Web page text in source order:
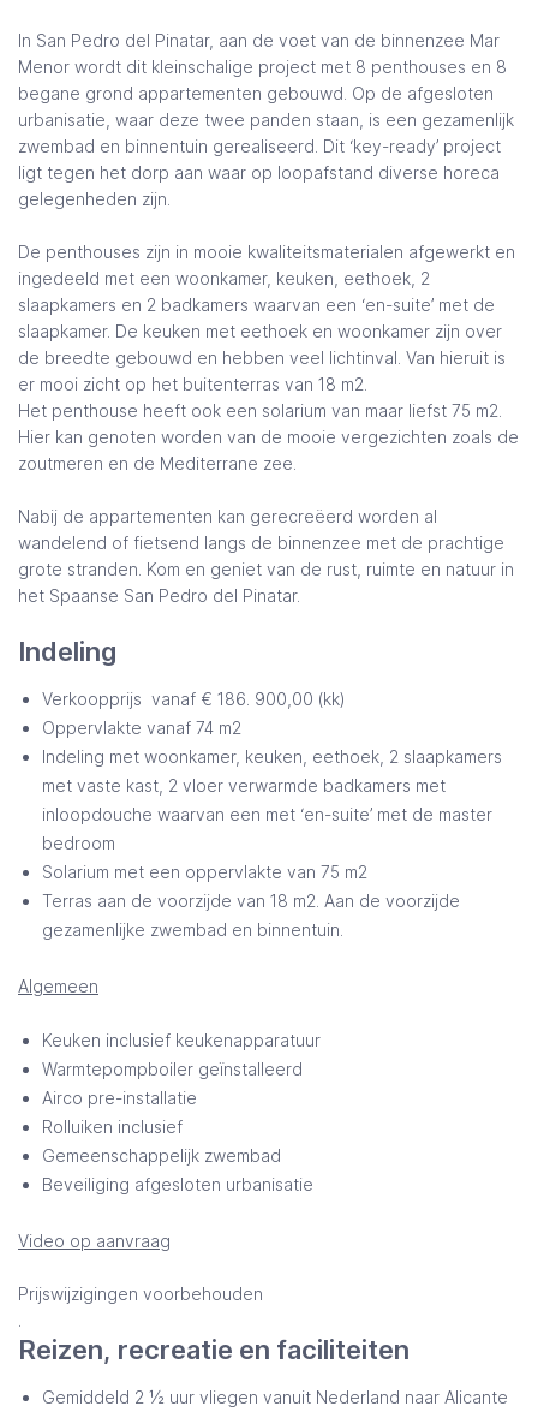
In San Pedro del Pinatar, aan de voet van de binnenzee Mar
Menor wordt dit kleinschalige project met 8 penthouses en 8
begane grond appartementen gebouwd. Op de afgesloten
urbanisatie, waar deze twee panden staan, is een gezamenlijk
zwembad en binnentuin gerealiseerd. Dit ‘key-ready’ project
ligt tegen het dorp aan waar op loopafstand diverse horeca
gelegenheden zijn.
De penthouses zijn in mooie kwaliteitsmaterialen afgewerkt en
ingedeeld met een woonkamer, keuken, eethoek, 2
slaapkamers en 2 badkamers waarvan een ‘en-suite’ met de
slaapkamer. De keuken met eethoek en woonkamer zijn over
de breedte gebouwd en hebben veel lichtinval. Van hieruit is
er mooi zicht op het buitenterras van 18 m2.
Het penthouse heeft ook een solarium van maar liefst 75 m2.
Hier kan genoten worden van de mooie vergezichten zoals de
zoutmeren en de Mediterrane zee.
Nabij de appartementen kan gerecreëerd worden al
wandelend of fietsend langs de binnenzee met de prachtige
grote stranden. Kom en geniet van de rust, ruimte en natuur in
het Spaanse San Pedro del Pinatar.
Indeling
Verkoopprijs vanaf € 186. 900,00 (kk)
Oppervlakte vanaf 74 m2
Indeling met woonkamer, keuken, eethoek, 2 slaapkamers
met vaste kast, 2 vloer verwarmde badkamers met
inloopdouche waarvan een met ‘en-suite’ met de master
bedroom
Solarium met een oppervlakte van 75 m2
Terras aan de voorzijde van 18 m2. Aan de voorzijde
gezamenlijke zwembad en binnentuin.
Algemeen
Keuken inclusief keukenapparatuur
Warmtepompboiler geïnstalleerd
Airco pre-installatie
Rolluiken inclusief
Gemeenschappelijk zwembad
Beveiliging afgesloten urbanisatie
Video op aanvraag
Prijswijzigingen voorbehouden
Reizen, recreatie en faciliteiten
Gemiddeld 2 ½ uur vliegen vanuit Nederland naar Alicante